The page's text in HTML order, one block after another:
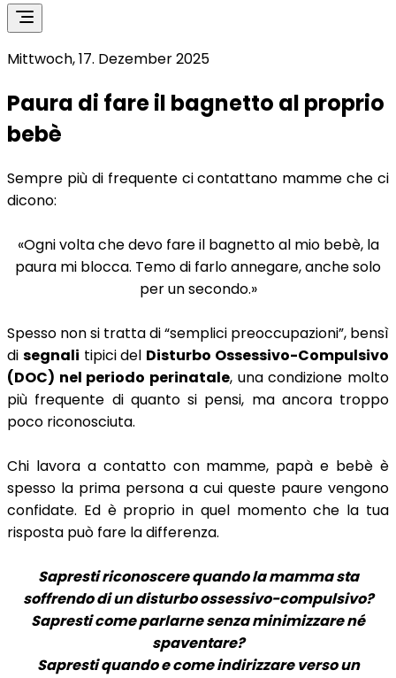
Mittwoch, 17. Dezember 2025
Paura di fare il bagnetto al proprio
bebè
Sempre più di frequente ci contattano mamme che ci
dicono:
«Ogni volta che devo fare il bagnetto al mio bebè, la
paura mi blocca. Temo di farlo annegare, anche solo
per un secondo.»
Spesso non si tratta di “semplici preoccupazioni”, bensì
di segnali tipici del Disturbo Ossessivo-Compulsivo
(DOC) nel periodo perinatale, una condizione molto
più frequente di quanto si pensi, ma ancora troppo
poco riconosciuta.
Chi lavora a contatto con mamme, papà e bebè è
spesso la prima persona a cui queste paure vengono
confidate. Ed è proprio in quel momento che la tua
risposta può fare la differenza.
Sapresti riconoscere quando la mamma sta
soffrendo di un disturbo ossessivo-compulsivo?
Sapresti come parlarne senza minimizzare né
spaventare?
Sapresti quando e come indirizzare verso un